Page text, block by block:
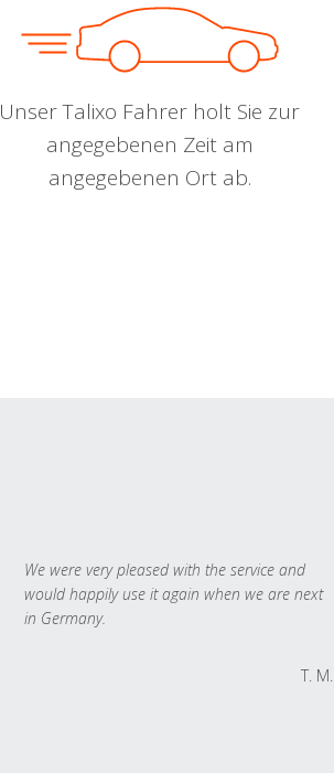
Unser Talixo Fahrer holt Sie zur
angegebenen Zeit am
angegebenen Ort ab.
We were very pleased with the service and
would happily use it again when we are next
in Germany.
T. M.